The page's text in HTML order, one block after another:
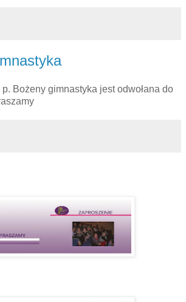
Bożeny gimnastyka jest odwołana do